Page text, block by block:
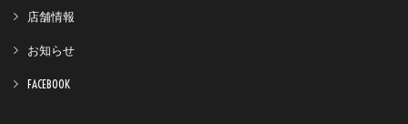
店舗情報
お知らせ
FACEBOOK